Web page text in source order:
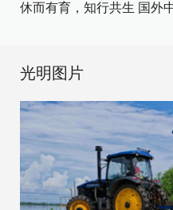
休而有育，知行共生 国外
光明图片